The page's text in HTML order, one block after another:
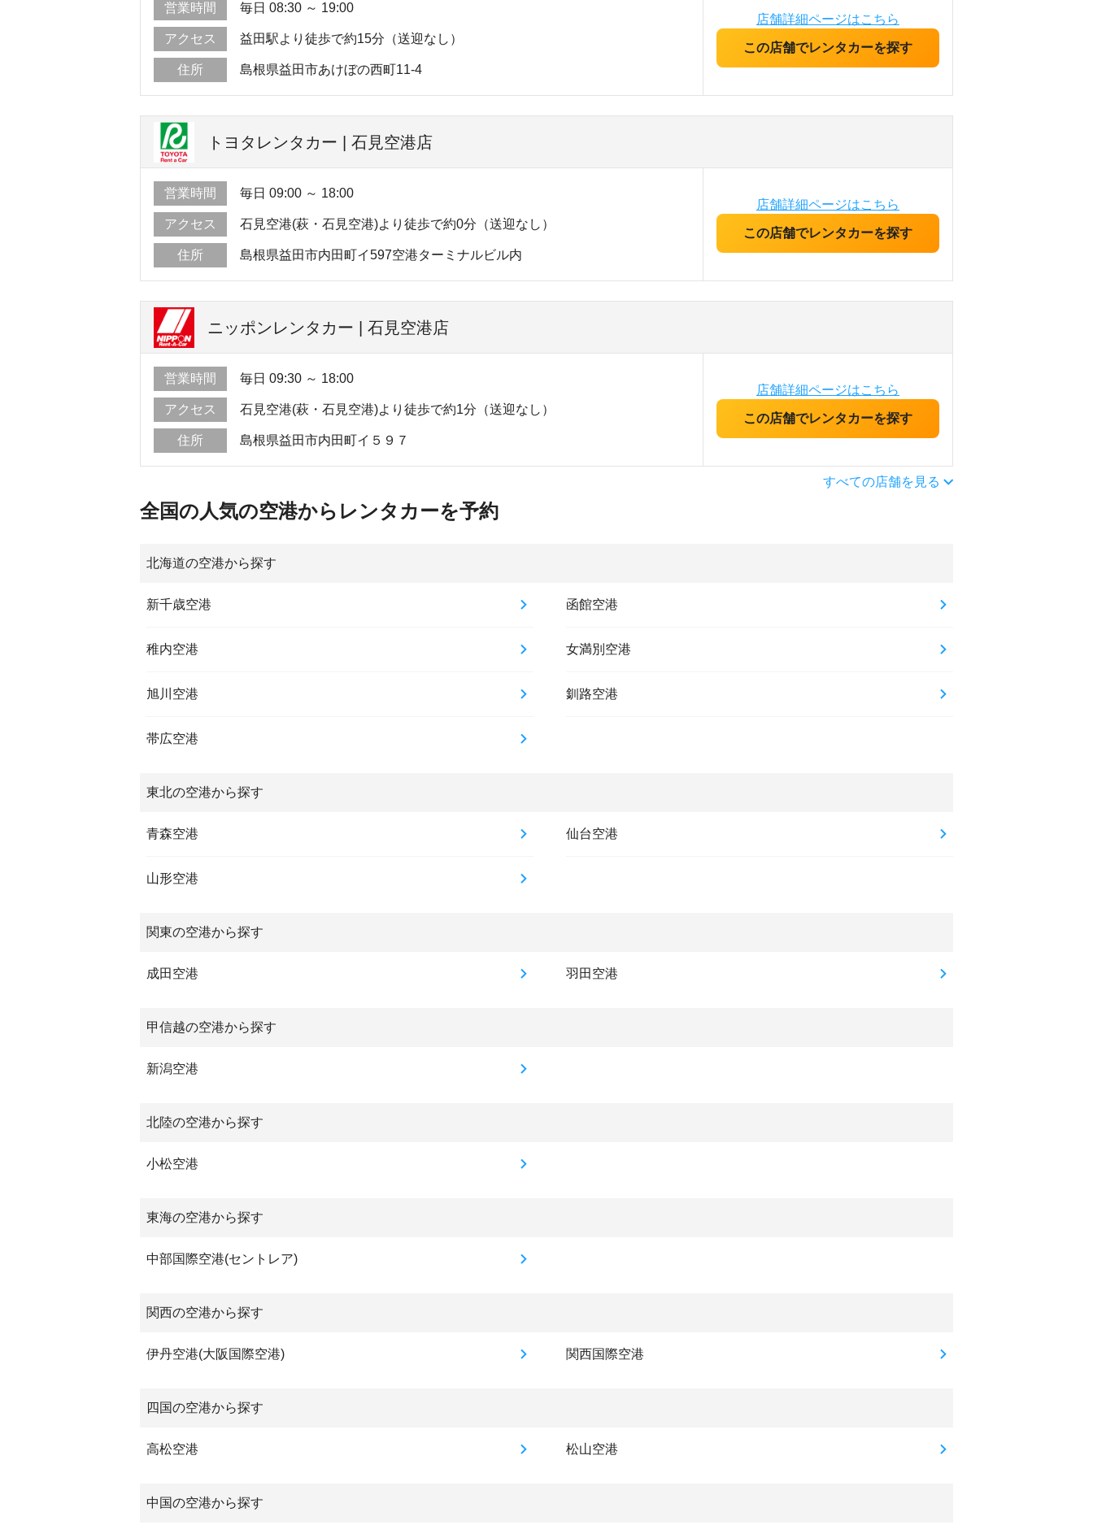
営業時間 毎日 08:30 ～ 19:00
アクセス 益田駅より徒歩で約15分（送迎なし）
住所 島根県益田市あけぼの西町11-4
店舗詳細ページはこちら
この店舗でレンタカーを探す
トヨタレンタカー | 石見空港店
営業時間 毎日 09:00 ～ 18:00
アクセス 石見空港(萩・石見空港)より徒歩で約0分（送迎なし）
住所 島根県益田市内田町イ597空港ターミナルビル内
店舗詳細ページはこちら
この店舗でレンタカーを探す
ニッポンレンタカー | 石見空港店
営業時間 毎日 09:30 ～ 18:00
アクセス 石見空港(萩・石見空港)より徒歩で約1分（送迎なし）
住所 島根県益田市内田町イ５９７
店舗詳細ページはこちら
この店舗でレンタカーを探す
すべての店舗を見る
全国の人気の空港からレンタカーを予約
北海道の空港から探す
新千歳空港 函館空港
稚内空港 女満別空港
旭川空港 釧路空港
帯広空港
東北の空港から探す
青森空港 仙台空港
山形空港
関東の空港から探す
成田空港 羽田空港
甲信越の空港から探す
新潟空港
北陸の空港から探す
小松空港
東海の空港から探す
中部国際空港(セントレア)
関西の空港から探す
伊丹空港(大阪国際空港) 関西国際空港
四国の空港から探す
高松空港 松山空港
中国の空港から探す